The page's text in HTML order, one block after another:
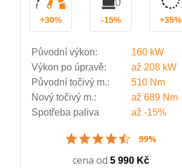
+30% -15% +35%
Původní výkon:
160 kW
Výkon po úpravě:
až 208 kW
Původní točivý m.:
510 Nm
Nový točivý m.:
až 689 Nm
Spotřeba paliva
až -15%
99%
cena od 5 990 Kč